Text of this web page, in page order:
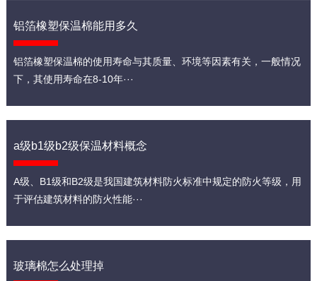
铝箔橡塑保温棉能用多久
铝箔橡塑保温棉的使用寿命与其质量、环境等因素有关，一般情况
下，其使用寿命在8-10年···
a级b1级b2级保温材料概念
A级、B1级和B2级是我国建筑材料防火标准中规定的防火等级，用
于评估建筑材料的防火性能···
玻璃棉怎么处理掉